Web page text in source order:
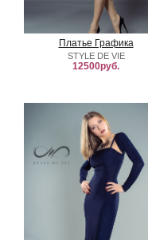
Платье Графика
STYLE DE VIE
12500руб.